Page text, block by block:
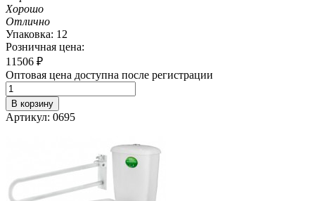
Хорошо
Отлично
Упаковка: 12
Розничная цена:
11506 ₽
Оптовая цена доступна после регистрации
В корзину
Артикул: 0695